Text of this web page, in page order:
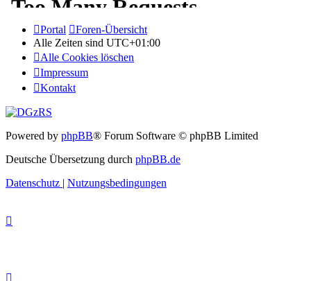
Portal
Foren-Übersicht
Alle Zeiten sind UTC+01:00
Alle Cookies löschen
Impressum
Kontakt
Powered by phpBB® Forum Software © phpBB Limited
Deutsche Übersetzung durch phpBB.de
Datenschutz | Nutzungsbedingungen